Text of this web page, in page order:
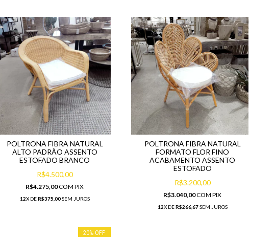
POLTRONA FIBRA NATURAL
ALTO PADRÃO ASSENTO
ESTOFADO BRANCO
R$4.500,00
R$4.275,00COM PIX
12X DER$375,00SEM JUROS
POLTRONA FIBRA NATURAL
FORMATO FLOR FINO
ACABAMENTO ASSENTO
ESTOFADO
R$3.200,00
R$3.040,00COM PIX
12X DER$266,67SEM JUROS
20%OFF